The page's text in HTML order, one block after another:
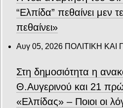
“Ελπίδα” πεθαίνει μεν
πεθαίνει»
Αυγ 05, 2026 ΠΟΛΙΤΙΚΗ ΚΑΙ
Στη δημοσιότητα η
Θ.Αυγερινού και 21
«Ελπίδας» – Ποιοι οι